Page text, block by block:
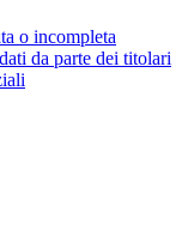
o incompleta
da parte dei titolari